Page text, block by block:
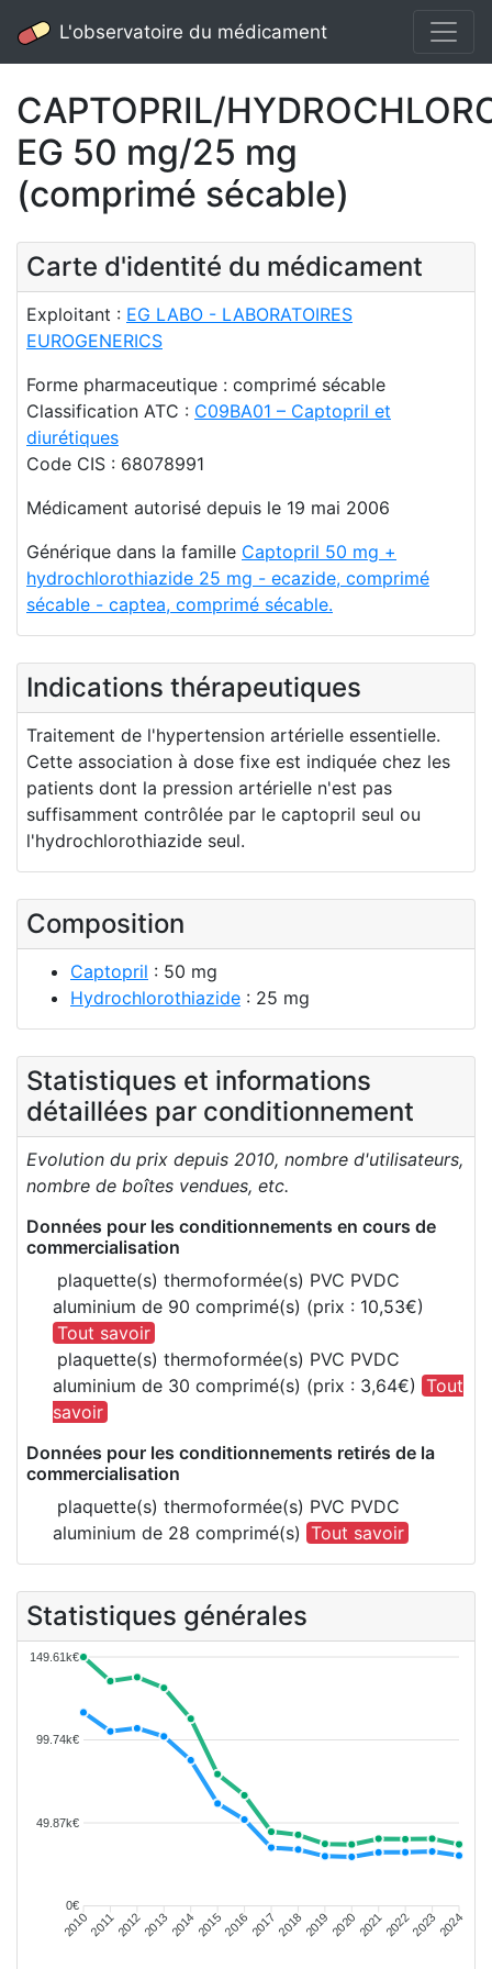
L'observatoire du médicament
CAPTOPRIL/
EG 50 mg/25 mg
(comprimé sécable)
Carte d'identité du médicament
Exploitant : EG LABO - LABORATOIRES
EUROGENERICS
Forme pharmaceutique : comprimé sécable
Classification ATC : C09BA01 – Captopril et
diurétiques
Code CIS : 68078991
Médicament autorisé depuis le 19 mai 2006
Générique dans la famille Captopril 50 mg +
hydrochlorothiazide 25 mg - ecazide, comprimé
sécable - captea, comprimé sécable.
Indications thérapeutiques
Traitement de l'hypertension artérielle essentielle.
Cette association à dose fixe est indiquée chez les
patients dont la pression artérielle n'est pas
suffisamment contrôlée par le captopril seul ou
l'hydrochlorothiazide seul.
Composition
Captopril : 50 mg
Hydrochlorothiazide : 25 mg
Statistiques et informations
détaillées par conditionnement
Evolution du prix depuis 2010, nombre d'utilisateurs,
nombre de boîtes vendues, etc.
Données pour les conditionnements en cours de
commercialisation
plaquette(s) thermoformée(s) PVC PVDC
aluminium de 90 comprimé(s) (prix : 10,53€)
Tout savoir
plaquette(s) thermoformée(s) PVC PVDC
aluminium de 30 comprimé(s) (prix : 3,64€) Tout
savoir
Données pour les conditionnements retirés de la
commercialisation
plaquette(s) thermoformée(s) PVC PVDC
aluminium de 28 comprimé(s) Tout savoir
Statistiques générales
149.61k€
99.74k€
49.87k€
0€
201020112012201320142015201620172018201920202021202220232024